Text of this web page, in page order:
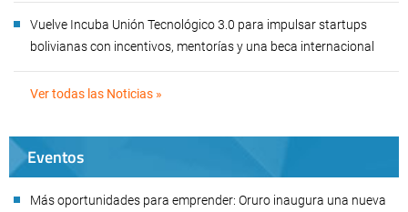
Vuelve Incuba Unión Tecnológico 3.0 para impulsar startups
bolivianas con incentivos, mentorías y una beca internacional
Ver todas las Noticias »
Eventos
Más oportunidades para emprender: Oruro inaugura una nueva